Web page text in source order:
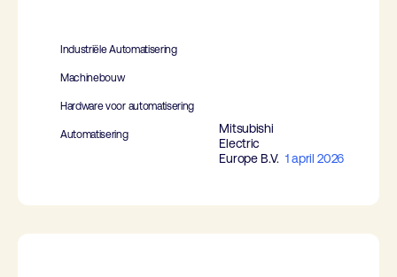
Industriële Automatisering
Machinebouw
Hardware voor automatisering
Automatisering
Mitsubishi
Electric
Europe B.V. 1 april 2026